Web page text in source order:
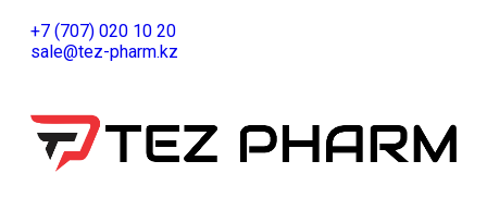
+7 (707) 020 10 20
sale@tez-pharm.kz